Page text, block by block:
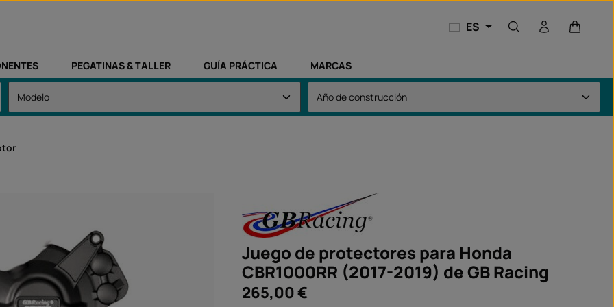
ES El
PEGATINAS & TALLER GUÍA PRÁCTICA MARCAS
Juego de protectores para Honda
CBR1000RR (2017-2019) de GB Racing
Precio normal:
265,00 €